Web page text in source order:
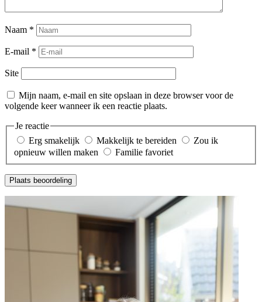
Naam *
E-mail *
Site
Mijn naam, e-mail en site opslaan in deze browser voor de
volgende keer wanneer ik een reactie plaats.
Je reactie
Erg smakelijk
Makkelijk te bereiden
Zou ik
opnieuw willen maken
Familie favoriet
Plaats beoordeling